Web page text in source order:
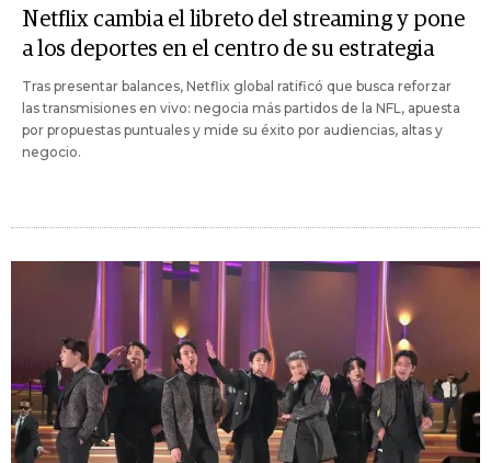
Netflix cambia el libreto del streaming y pone
a los deportes en el centro de su estrategia
Tras presentar balances, Netflix global ratificó que busca reforzar
las transmisiones en vivo: negocia más partidos de la NFL, apuesta
por propuestas puntuales y mide su éxito por audiencias, altas y
negocio.